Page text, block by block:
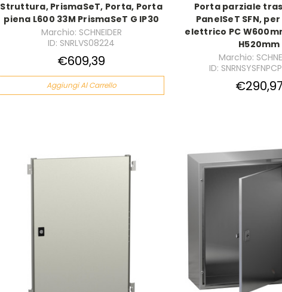
Struttura, PrismaSeT, Porta, Porta
piena L600 33M PrismaSeT G IP30
Marchio: SCHNEIDER
ID: SNRLVS08224
€609,39
Aggiungi Al Carrello
Porta parziale
PanelSeT SFN,
elettrico PC
H520mm
Marchio:
ID:
€290,97